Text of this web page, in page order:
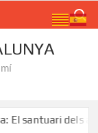
dels arbres